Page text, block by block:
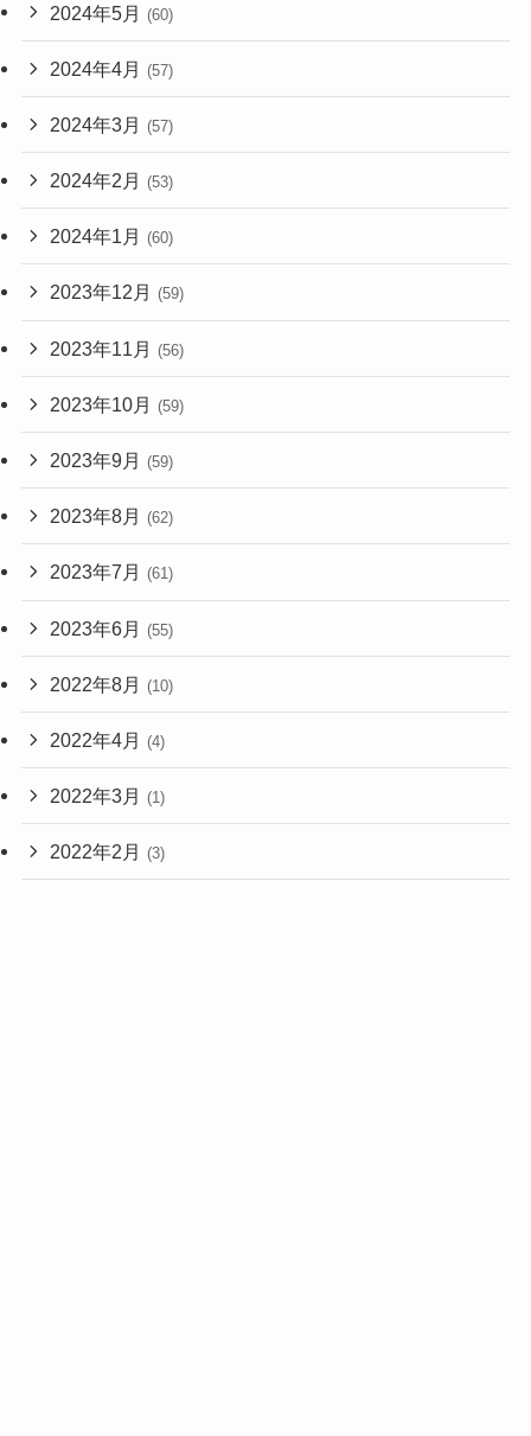
2024年5月 (60)
2024年4月 (57)
2024年3月 (57)
2024年2月 (53)
2024年1月 (60)
2023年12月 (59)
2023年11月 (56)
2023年10月 (59)
2023年9月 (59)
2023年8月 (62)
2023年7月 (61)
2023年6月 (55)
2022年8月 (10)
2022年4月 (4)
2022年3月 (1)
2022年2月 (3)